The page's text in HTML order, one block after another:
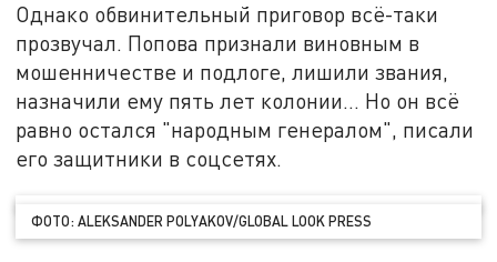
Однако обвинительный приговор всё-таки
прозвучал. Попова признали виновным в
мошенничестве и подлоге, лишили звания,
назначили ему пять лет колонии... Но он всё
равно остался "народным генералом", писали
его защитники в соцсетях.
ФОТО: ALEKSANDER POLYAKOV/GLOBAL LOOK PRESS